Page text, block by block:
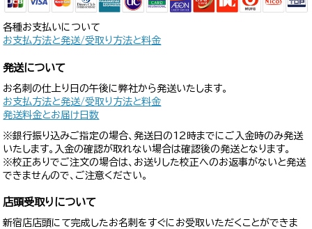
各種お支払いについて
お支払方法と発送/受取り方法と料金
発送について
お名刺の仕上り日の午後に弊社から発送いたします。
お支払方法と発送/受取り方法と料金
発送料金とお届け日数
※銀行振り込みご指定の場合、発送日の12時までにご入金時のみ発送
いたします。入金の確認が取れない場合は確認後の発送となります。
※校正ありでご注文の場合は、お送りした校正へのお返事がないと発送
できませんので、ご注意ください。
店頭受取りについて
新宿店店頭にて完成したお名刺をすぐにお受取いただくことができま